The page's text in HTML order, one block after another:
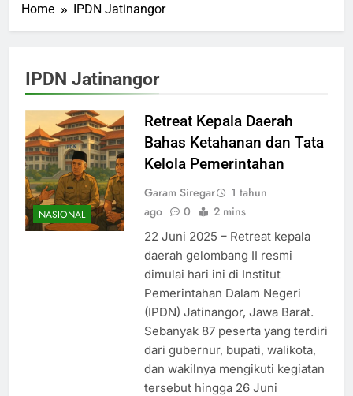
Home IPDN Jatinangor
IPDN Jatinangor
NASIONAL
Retreat Kepala Daerah
Bahas Ketahanan dan Tata
Kelola Pemerintahan
Garam Siregar
1 tahun
ago
0 2 mins
22 Juni 2025 – Retreat kepala
daerah gelombang II resmi
dimulai hari ini di Institut
Pemerintahan Dalam Negeri
(IPDN) Jatinangor, Jawa Barat.
Sebanyak 87 peserta yang terdiri
dari gubernur, bupati, walikota,
dan wakilnya mengikuti kegiatan
tersebut hingga 26 Juni